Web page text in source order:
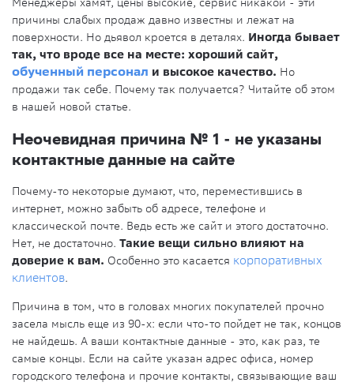
причины слабых продаж давно известны и лежат на
поверхности. Но дьявол кроется в деталях. Иногда бывает
так, что вроде все на месте: хороший сайт,
обученный персонал и высокое качество. Но
продажи так себе. Почему так получается? Читайте об этом
в нашей новой статье.
Неочевидная причина № 1 - не указаны
контактные данные на сайте
Почему-то некоторые думают, что, переместившись в
интернет, можно забыть об адресе, телефоне и
классической почте. Ведь есть же сайт и этого достаточно.
Нет, не достаточно. Такие вещи сильно влияют на
доверие к вам. Особенно это касается корпоративных
клиентов.
Причина в том, что в головах многих покупателей прочно
засела мысль еще из 90-х: если что-то пойдет не так, концов
не найдешь. А ваши контактные данные - это, как раз, те
самые концы. Если на сайте указан адрес офиса, номер
городского телефона и прочие контакты, связывающие ваш